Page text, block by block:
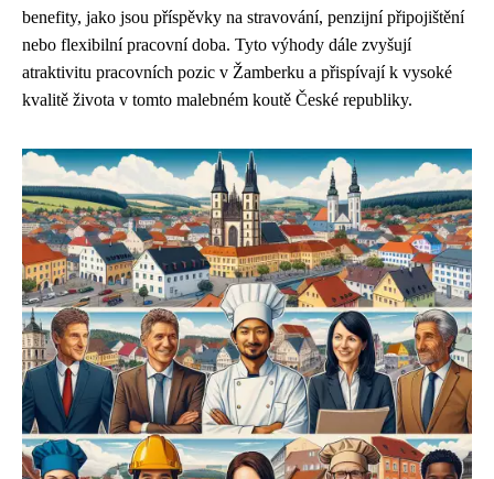
benefity, jako jsou příspěvky na stravování, penzijní připojištění
nebo flexibilní pracovní doba. Tyto výhody dále zvyšují
atraktivitu pracovních pozic v Žamberku a přispívají k vysoké
kvalitě života v tomto malebném koutě České republiky.